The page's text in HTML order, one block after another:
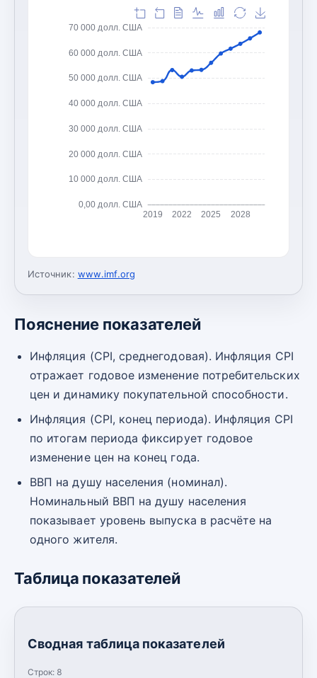
0,00 долл. США
10 000 долл. США
20 000 долл. США
30 000 долл. США
40 000 долл. США
50 000 долл. США
60 000 долл. США
70 000 долл. США
2019 2022 2025 2028
Источник: www.imf.org
Пояснение показателей
Инфляция (CPI, среднегодовая). Инфляция CPI
отражает годовое изменение потребительских
цен и динамику покупательной способности.
Инфляция (CPI, конец периода). Инфляция CPI
по итогам периода фиксирует годовое
изменение цен на конец года.
ВВП на душу населения (номинал).
Номинальный ВВП на душу населения
показывает уровень выпуска в расчёте на
одного жителя.
Таблица показателей
Сводная таблица показателей
Строк: 8